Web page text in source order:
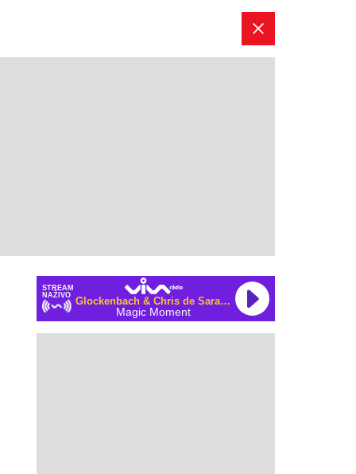
STREAM
NAŽIVO
Glockenbach & Chris de Sarandy
Magic Moment